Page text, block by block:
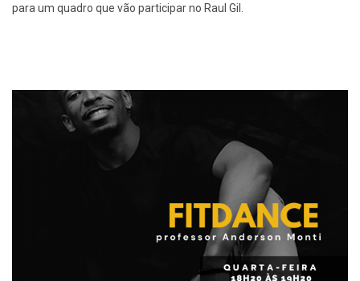
para um quadro que vão participar no Raul Gil.